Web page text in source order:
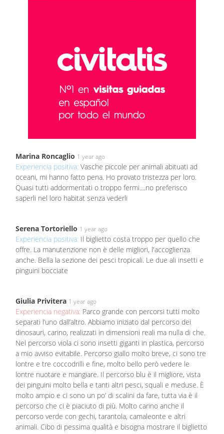
Marina Roncaglio 1 year ago
Experiencia positiva: Vasche piccole per animali abituati ad
oceani, mi hanno fatto pena. Ho provato tristezza per loro.
Quasi tutti addormentati o troppo fermi....no preferisco
saperli nel loro habitat senza vederli
Serena Tortoriello 1 year ago
Experiencia positiva: Il biglietto costa troppo per quello che
offre. La manutenzione non è delle migliori, l'accoglienza
anche. Bella la sezione dei pesci tropicali. Le due ali insetti e
pinguini bocciate
Giulia Privitera 1 year ago
Experiencia negativa: Parco grande con percorsi tutti molto
separati l’uno dall’altro. Abbiamo iniziato dal percorso dei
dinosauri, carino, realizzati in dimensioni reali ma nulla di che.
Nel percorso viola ci sono insetti giganti in plastica, percorso
a mio avviso evitabile. Percorso giallo molto breve, ci sono tre
lontre e tre coccodrilli e fine, molto bello però vedere le
lontre nuotare e mangiare. Il percorso blu è il migliore, vista
dei pinguini molto bella e tanti altri pesci, squali e meduse. È
molto ampio e ci sono un po’ di scalini da fare, tutta via è il
percorso che ci è piaciuto di più. Molto carino anche il
percorso verde con gechi, tarantola, camaleonte e altri
animali. Cibo di pessima qualità e bisogna mostrare il biglietto